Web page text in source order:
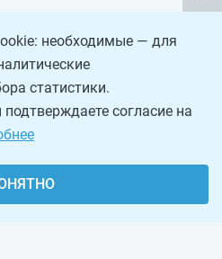
необходимые — для
статистики.
согласие на